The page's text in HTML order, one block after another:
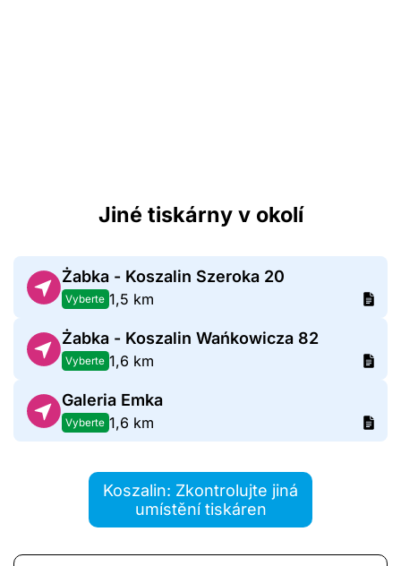
Jiné tiskárny v okolí
Żabka - Koszalin Szeroka 20
Vyberte 1,5 km
Żabka - Koszalin Wańkowicza 82
Vyberte 1,6 km
Galeria Emka
Vyberte 1,6 km
Koszalin: Zkontrolujte jiná
umístění tiskáren